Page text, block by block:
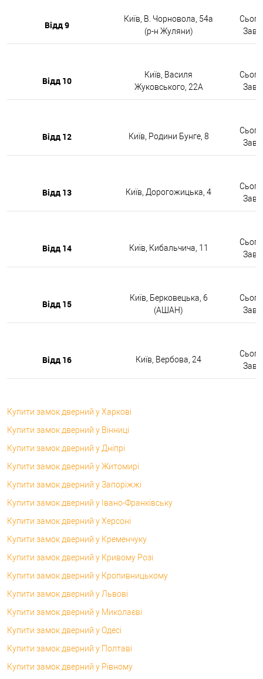
Відд 9
Київ, В. Чорновола, 54а
(р-н Жуляни)
Відд 10
Київ, Василя
Жуковського, 22А
Відд 12 Київ, Родини Бунге, 8
Відд 13 Київ, Дорогожицька, 4
Відд 14 Київ, Кибальчича, 11
Відд 15
Київ, Берковецька, 6
(АШАН)
Відд 16 Київ, Вербова, 24
Купити замок дверний у Харкові
Купити замок дверний у Вінниці
Купити замок дверний у Дніпрі
Купити замок дверний у Житомирі
Купити замок дверний у Запоріжжі
Купити замок дверний у Івано-Франківську
Купити замок дверний у Херсоні
Купити замок дверний у Кременчуку
Купити замок дверний у Кривому Розі
Купити замок дверний у Кропивницькому
Купити замок дверний у Львові
Купити замок дверний у Миколаєві
Купити замок дверний у Одесі
Купити замок дверний у Полтаві
Купити замок дверний у Рівному